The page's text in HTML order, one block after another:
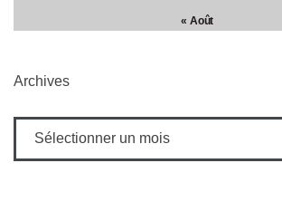
« Août
Archives